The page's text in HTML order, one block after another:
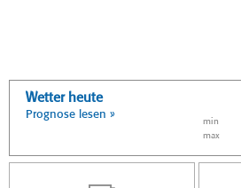
Wetter heute
Prognose lesen »
min
max